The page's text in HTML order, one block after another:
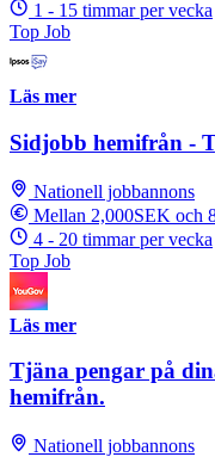
1 - 15 timmar per vecka
Top Job
Läs mer
Sidjobb hemifrån -
Nationell jobbannons
Mellan 2,000SEK och
4 - 20 timmar per vecka
Top Job
Läs mer
Tjäna pengar på
hemifrån.
Nationell jobbannons